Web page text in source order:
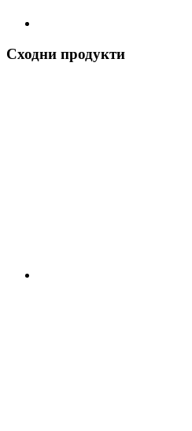
Сходни продукти